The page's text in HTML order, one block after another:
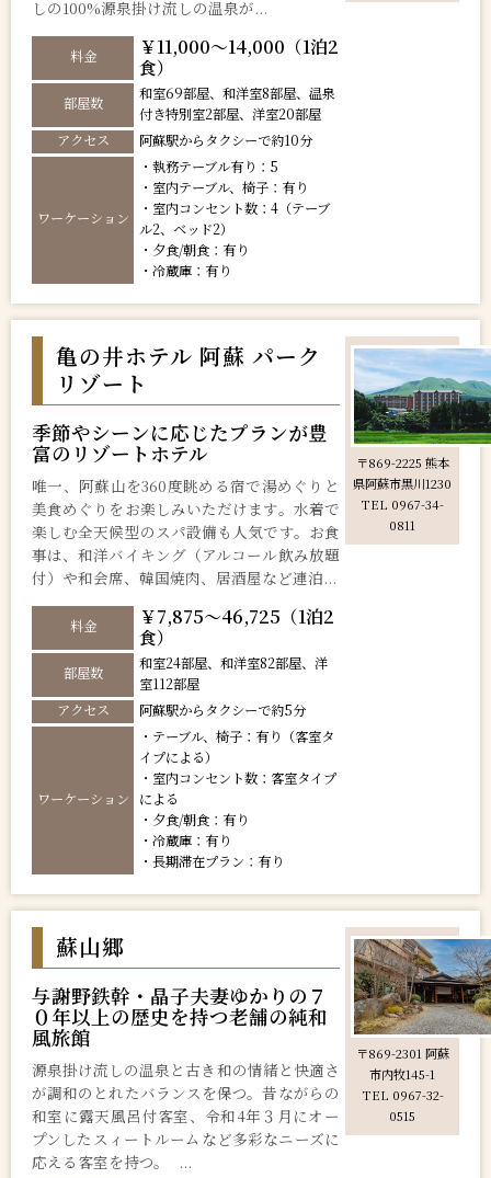
しの100%源泉掛け流しの温泉が...
料金
￥11,000～14,000（1泊2
食）
部屋数
和室69部屋、和洋室8部屋、温泉
付き特別室2部屋、洋室20部屋
アクセス
阿蘇駅からタクシーで約10分
ワーケーション
・執務テーブル有り：5
・室内テーブル、椅子：有り
・室内コンセント数：4（テーブ
ル2、ベッド2）
・夕食/朝食：有り
・冷蔵庫：有り
亀の井ホテル 阿蘇 パーク
リゾート
季節やシーンに応じたプランが豊
富のリゾートホテル
唯一、阿蘇山を360度眺める宿で湯めぐりと
美食めぐりをお楽しみいただけます。水着で
楽しむ全天候型のスパ設備も人気です。お食
事は、和洋バイキング（アルコール飲み放題
付）や和会席、韓国焼肉、居酒屋など連泊...
料金
￥7,875～46,725（1泊2
食）
部屋数
和室24部屋、和洋室82部屋、洋
室112部屋
アクセス
阿蘇駅からタクシーで約5分
ワーケーション
・テーブル、椅子：有り（客室タ
イプによる）
・室内コンセント数：客室タイプ
による
・夕食/朝食：有り
・冷蔵庫：有り
・長期滞在プラン：有り
〒869-2225 熊本
県阿蘇市黒川1230
TEL 0967-34-
0811
蘇山郷
与謝野鉄幹・晶子夫妻ゆかりの７
０年以上の歴史を持つ老舗の純和
風旅館
源泉掛け流しの温泉と古き和の情緒と快適さ
が調和のとれたバランスを保つ。昔ながらの
和室に露天風呂付客室、令和4年３月にオー
プンしたスィートルームなど多彩なニーズに
応える客室を持つ。 ...
〒869-2301 阿蘇
市内牧145-1
TEL 0967-32-
0515